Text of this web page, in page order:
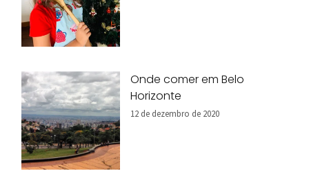
Onde comer em Belo
Horizonte
12 de dezembro de 2020